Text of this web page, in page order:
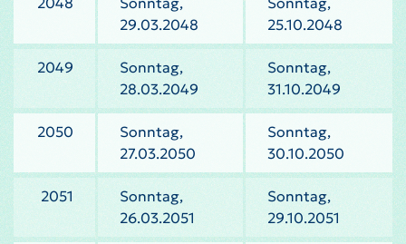
29.03.2048
25.10.2048
2049
Sonntag,
28.03.2049
Sonntag,
31.10.2049
2050
Sonntag,
27.03.2050
Sonntag,
30.10.2050
2051
Sonntag,
26.03.2051
Sonntag,
29.10.2051